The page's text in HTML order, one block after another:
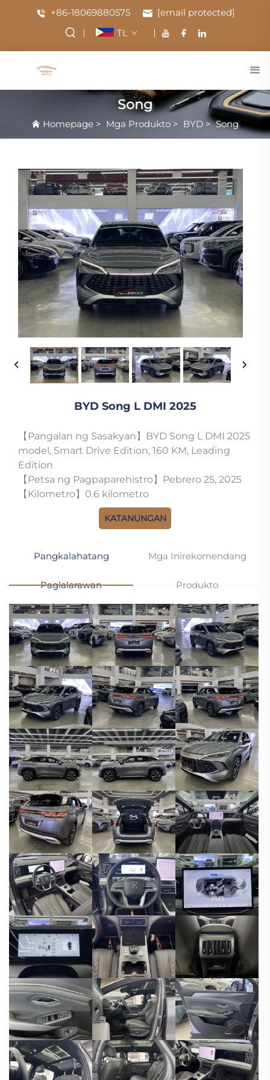
+86-18069880575
[email protected]
TL
Song
Homepage > Mga Produkto > BYD >Song
BYD Song L DMI 2025
【Pangalan ng Sasakyan】BYD Song L DMI 2025
model, Smart Drive Edition, 160 KM, Leading
Edition
【Petsa ng Pagpaparehistro】Pebrero 25, 2025
【Kilometro】0.6 kilometro
KATANUNGAN
Pangkalahatang
Paglalarawan
Mga Inirekomendang
Produkto